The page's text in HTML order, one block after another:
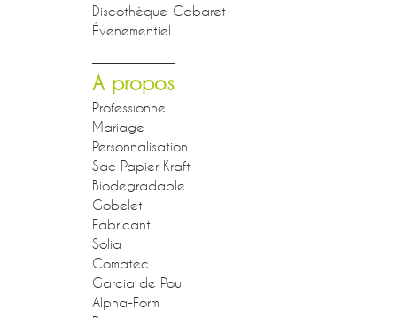
Discothèque-Cabaret
Événementiel
A propos
Professionnel
Mariage
Personnalisation
Sac Papier Kraft
Biodégradable
Gobelet
Fabricant
Solia
Comatec
Garcia de Pou
Alpha-Form